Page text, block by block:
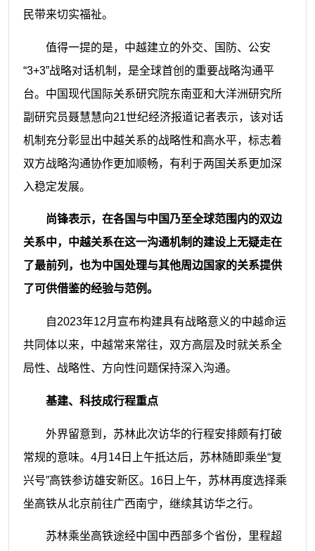
民带来切实福祉。
值得一提的是，中越建立的外交、国防、公安
“3+3”战略对话机制，是全球首创的重要战略沟通平
台。中国现代国际关系研究院东南亚和大洋洲研究所
副研究员聂慧慧向21世纪经济报道记者表示，该对话
机制充分彰显出中越关系的战略性和高水平，标志着
双方战略沟通协作更加顺畅，有利于两国关系更加深
入稳定发展。
尚锋表示，在各国与中国乃至全球范围内的双边
关系中，中越关系在这一沟通机制的建设上无疑走在
了最前列，也为中国处理与其他周边国家的关系提供
了可供借鉴的经验与范例。
自2023年12月宣布构建具有战略意义的中越命运
共同体以来，中越常来常往，双方高层及时就关系全
局性、战略性、方向性问题保持深入沟通。
基建、科技成行程重点
外界留意到，苏林此次访华的行程安排颇有打破
常规的意味。4月14日上午抵达后，苏林随即乘坐“复
兴号”高铁参访雄安新区。16日上午，苏林再度选择乘
坐高铁从北京前往广西南宁，继续其访华之行。
苏林乘坐高铁途经中国中西部多个省份，里程超